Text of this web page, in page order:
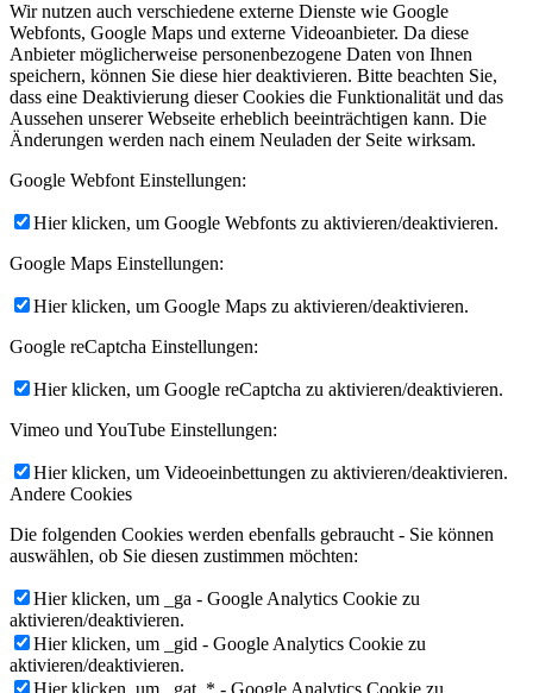
Wir nutzen auch verschiedene externe Dienste wie Google
Webfonts, Google Maps und externe Videoanbieter. Da diese
Anbieter möglicherweise personenbezogene Daten von Ihnen
speichern, können Sie diese hier deaktivieren. Bitte beachten Sie,
dass eine Deaktivierung dieser Cookies die Funktionalität und das
Aussehen unserer Webseite erheblich beeinträchtigen kann. Die
Änderungen werden nach einem Neuladen der Seite wirksam.
Google Webfont Einstellungen:
Hier klicken, um Google Webfonts zu aktivieren/deaktivieren.
Google Maps Einstellungen:
Hier klicken, um Google Maps zu aktivieren/deaktivieren.
Google reCaptcha Einstellungen:
Hier klicken, um Google reCaptcha zu aktivieren/deaktivieren.
Vimeo und YouTube Einstellungen:
Hier klicken, um Videoeinbettungen zu aktivieren/deaktivieren.
Andere Cookies
Die folgenden Cookies werden ebenfalls gebraucht - Sie können
auswählen, ob Sie diesen zustimmen möchten:
Hier klicken, um _ga - Google Analytics Cookie zu
aktivieren/deaktivieren.
Hier klicken, um _gid - Google Analytics Cookie zu
aktivieren/deaktivieren.